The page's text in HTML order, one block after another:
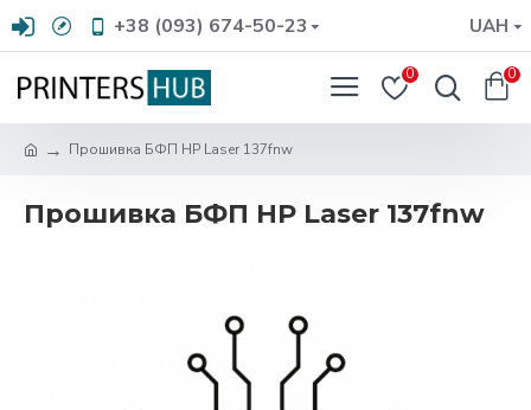
+38 (093) 674-50-23 UAH
0 0
Прошивка БФП HP Laser 137fnw
Прошивка БФП HP Laser 137fnw